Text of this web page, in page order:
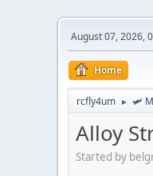
August 07, 2026,
Home
rcfly4um ► 🛩️
Alloy
Started by